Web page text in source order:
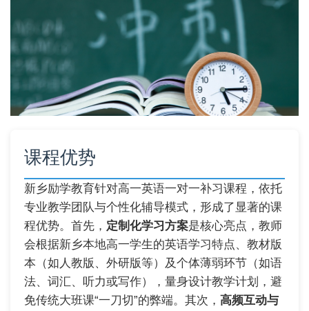
课程优势
新乡励学教育针对高一英语一对一补习课程，依托
专业教学团队与个性化辅导模式，形成了显著的课
程优势。首先， 定制化学习方案是核心亮点，教师
会根据新乡本地高一学生的英语学习特点、教材版
本（如人教版、外研版等）及个体薄弱环节（如语
法、词汇、听力或写作），量身设计教学计划，避
免传统大班课“一刀切”的弊端。其次， 高频互动与